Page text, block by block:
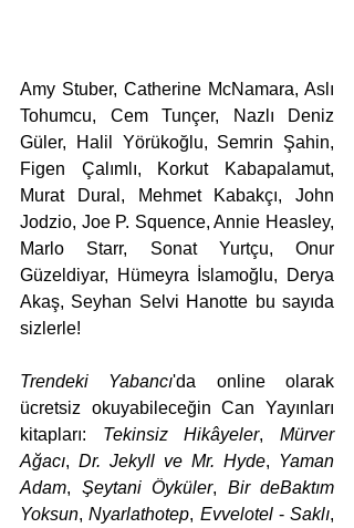
Amy Stuber, Catherine McNamara, Aslı
Tohumcu, Cem Tunçer, Nazlı Deniz
Güler, Halil Yörükoğlu, Semrin Şahin,
Figen Çalımlı, Korkut Kabapalamut,
Murat Dural, Mehmet Kabakçı, John
Jodzio, Joe P. Squence, Annie Heasley,
Marlo Starr, Sonat Yurtçu, Onur
Güzeldiyar, Hümeyra İslamoğlu, Derya
Akaş, Seyhan Selvi Hanotte bu sayıda
sizlerle!
Trendeki Yabancı'da online olarak
ücretsiz okuyabileceğin Can Yayınları
kitapları: Tekinsiz Hikâyeler, Mürver
Ağacı, Dr. Jekyll ve Mr. Hyde, Yaman
Adam, Şeytani Öyküler, Bir deBaktım
Yoksun, Nyarlathotep, Evvelotel - Saklı